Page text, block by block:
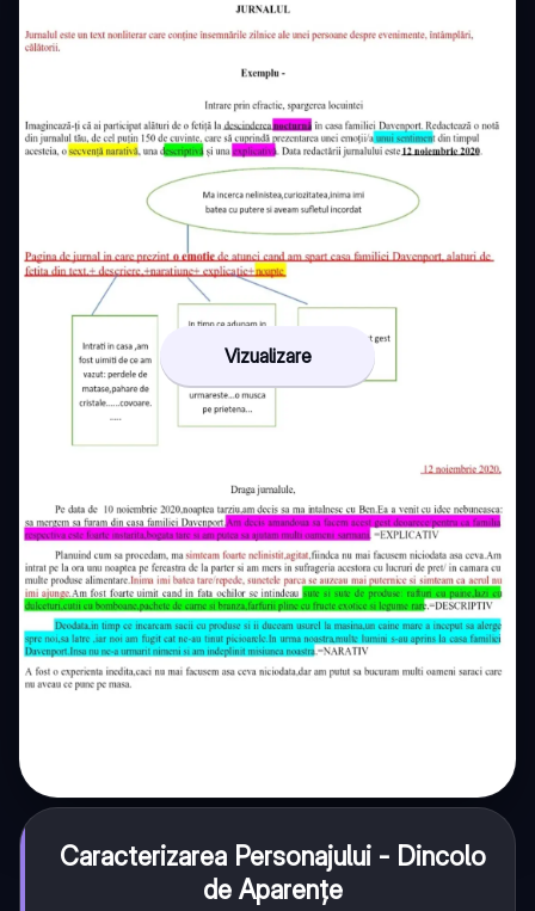
Vizualizare
Caracterizarea Personajului - Dincolo
de Aparențe